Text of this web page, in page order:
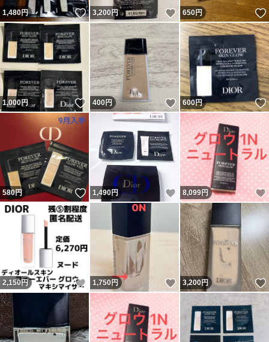
1,480円 いいね！
3,200円 いいね！
650円
1,000円 いいね！
400円 いいね！
600円
580円 いいね！
1,490円 いいね！
8,099円
2,150円 いいね！
1,750円 いいね！
3,200円